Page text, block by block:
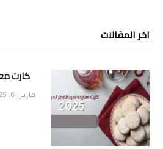
اخر المقالات
مارس 6, 2025